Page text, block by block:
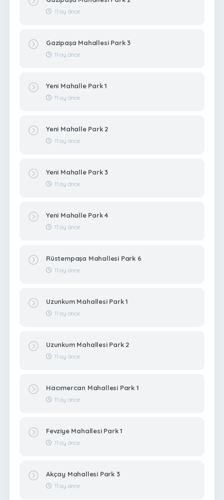
11 ay önce
Gazipaşa Mahallesi Park 3
11 ay önce
Yeni Mahalle Park 1
11 ay önce
Yeni Mahalle Park 2
11 ay önce
Yeni Mahalle Park 3
11 ay önce
Yeni Mahalle Park 4
11 ay önce
Rüstempaşa Mahallesi Park 6
11 ay önce
Uzunkum Mahallesi Park 1
11 ay önce
Uzunkum Mahallesi Park 2
11 ay önce
Hacımercan Mahallesi Park 1
11 ay önce
Fevziye Mahallesi Park 1
11 ay önce
Akçay Mahallesi Park 3
11 ay önce